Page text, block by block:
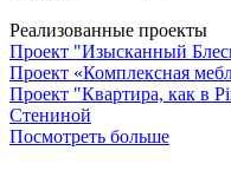
Реализованные проекты
Проект "Изысканный
Проект «Комплексная
Проект "Квартира, как в
Стениной
Посмотреть больше